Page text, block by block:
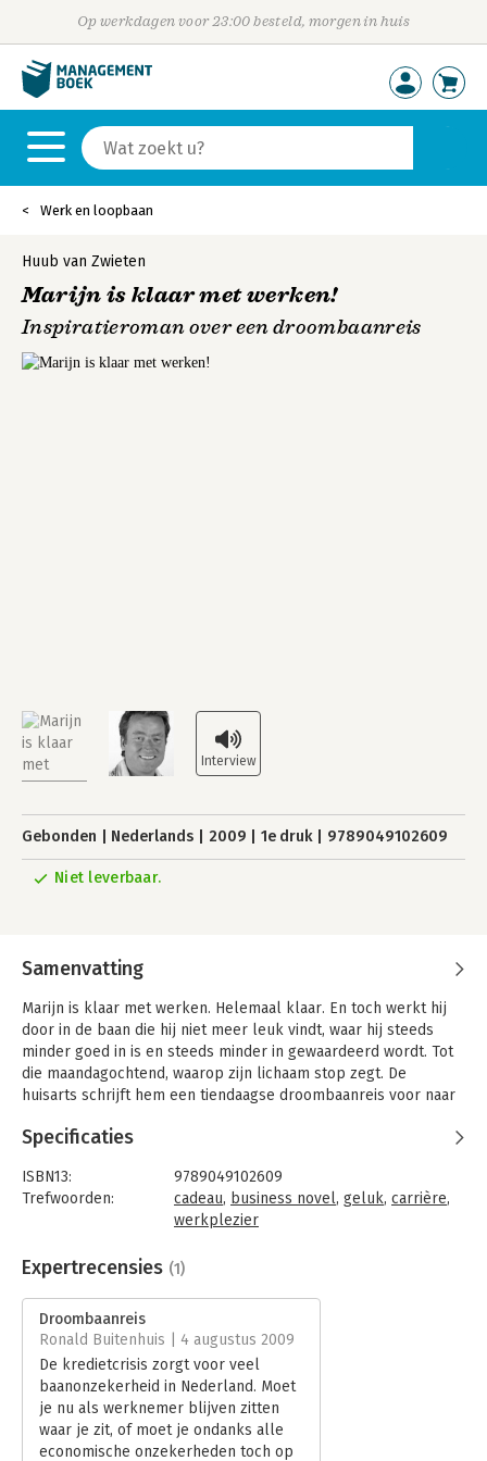
Op werkdagen voor 23:00 besteld, morgen in huis
Werk en loopbaan
Huub van Zwieten
Marijn is klaar met werken!
Inspiratieroman over een droombaanreis
Gebonden Nederlands 2009 1e druk 9789049102609
Niet leverbaar.
Samenvatting
Marijn is klaar met werken. Helemaal klaar. En toch werkt hij
door in de baan die hij niet meer leuk vindt, waar hij steeds
minder goed in is en steeds minder in gewaardeerd wordt. Tot
die maandagochtend, waarop zijn lichaam stop zegt. De
huisarts schrijft hem een tiendaagse droombaanreis voor naar
ontmoeting beleeft met inspirerende mensen voor wie werk
wie werk leven is, en leven werk. Er is geen verschil.
In die ontmoetingen dienen zich - gek genoeg - steeds precies
Marijn ontdekt gaandeweg wat hem drijft en boeit en wat hij de
wereld te bieden heeft. Het helpt hem om precies te
ontdekken hoe zijn droombaan eruit ziet. Dat blijkt makkelijker
en dichterbij dan hij dacht! Geïnspireerd en bevlogen is hij na
tien dagen de kunst van het werken machtig en beseft hij zich
dat hij met zijn droombaan voorgoed klaar is met werken.
Dit prachtig vormgegeven koffietafelboek is een
managementboek en roman in één. Tussen de verhaallijn door
zijn interviews opgenomen met muzikanten, zakenlieden, een
Specificaties
ISBN13:
9789049102609
Trefwoorden:
cadeau, business novel, geluk, carrière,
werkplezier
Bindwijze:
gebonden
Uitgever:
Unieboek | Het Spectrum
Druk:
Hoofdrubriek:
Werk en loopbaan
Expertrecensies (1)
Droombaanreis
Ronald Buitenhuis | 4 augustus 2009
De kredietcrisis zorgt voor veel
baanonzekerheid in Nederland. Moet
je nu als werknemer blijven zitten
waar je zit, of moet je ondanks alle
economische onzekerheden toch op